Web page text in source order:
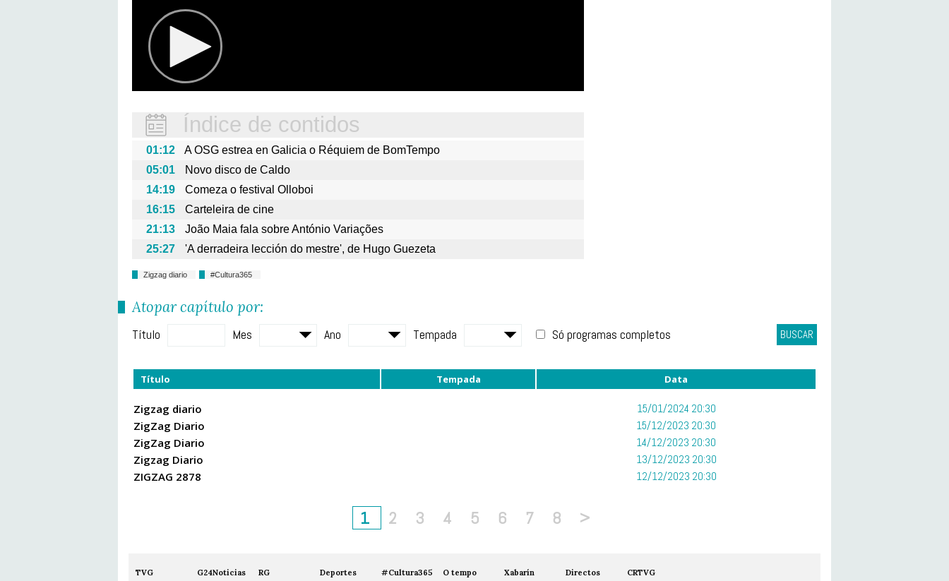
Índice de contidos
01:12
A OSG estrea en Galicia o Réquiem de BomTempo
05:01
Novo disco de Caldo
14:19
Comeza o festival Olloboi
16:15
Carteleira de cine
21:13
João Maia fala sobre António Variações
25:27
'A derradeira lección do mestre', de Hugo Guezeta
Zigzag diario #Cultura365
Atopar capítulo por:
Título Mes Ano Tempada Só programas completos BUSCAR
Título Tempada Data
Zigzag diario 15/01/2024 20:30
ZigZag Diario 15/12/2023 20:30
ZigZag Diario 14/12/2023 20:30
Zigzag Diario 13/12/2023 20:30
ZIGZAG 2878 12/12/2023 20:30
1 2 3 4 5 6 7 8 >
TVG G24Noticias RG Deportes #Cultura365 O tempo Xabarín Directos CRTVG